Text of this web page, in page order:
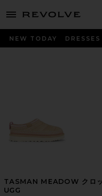
menu - shows more content
NEW TODAY DRESSES
TASMAN MEADOW クロ
UGG